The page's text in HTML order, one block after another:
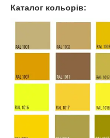
Каталог кольорів: